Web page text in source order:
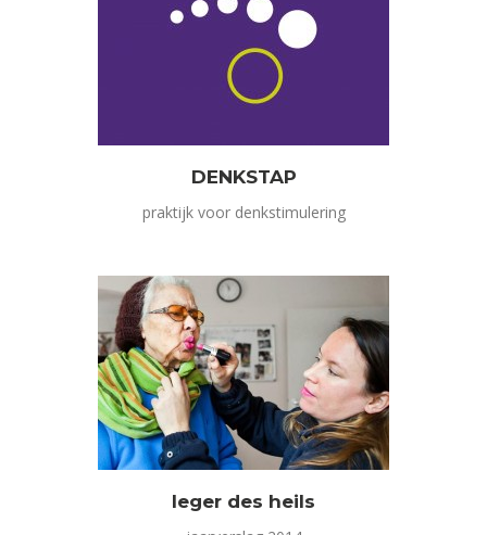
DENKSTAP
praktijk voor denkstimulering
leger des heils